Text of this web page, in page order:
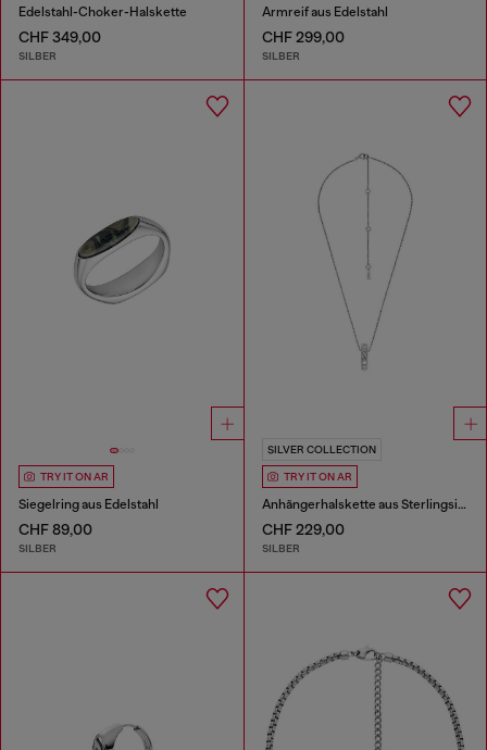
Edelstahl-Choker-Halskette
CHF 349,00
SILBER
Armreif aus Edelstahl
CHF 299,00
SILBER
TRY IT ON AR
Siegelring aus Edelstahl
CHF 89,00
SILBER
SILVER COLLECTION
TRY IT ON AR
Anhängerhalskette aus Sterlingsilber
CHF 229,00
SILBER